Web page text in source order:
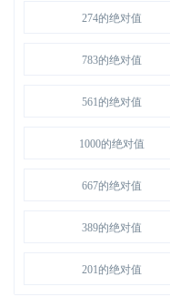
274的绝对值
783的绝对值
561的绝对值
1000的绝对值
667的绝对值
389的绝对值
201的绝对值